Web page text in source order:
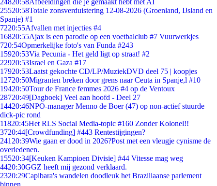
24820:58Afbeeldingen die je gemaakt hebt met AI
25520:58Totale zonsverduistering 12-08-2026 (Groenland, IJsland en
Spanje) #1
7220:55Afvallen met injecties #4
16820:55Ajax is een parodie op een voetbalclub #7 Vuurwerkjes
720:54Opmerkelijke foto's van Funda #243
15920:53Via Pecunia - Het geld ligt op straat! #2
22920:53Israel en Gaza #17
17920:53Laatst gekochte CD/LP/MuziekDVD deel 75 | koopjes
12720:50Migranten breken door grens naar Ceuta in Spanje,l #10
19420:50Tour de France femmes 2026 #4 op de Ventoux
28720:49[Dagboek] Veel aan hoofd - Deel 27
14420:46NPO-manager Menno de Boer (47) op non-actief stuurde
dick-pic rond
11820:45Het RLS Social Media-topic #160 Zonder Kolonel!!
3720:44[Crowdfunding] #443 Rentestijgingen?
241 20:39Wie gaan er dood in 2026?Post met een vleugje cynisme de
overledenen.
15520:34[Keuken Kampioen Divisie] #44 Vitesse mag weg
4420:30GGZ heeft mij gezond verklaard.
2320:29Capibara's wandelen doodleuk het Braziliaanse parlement
binnen